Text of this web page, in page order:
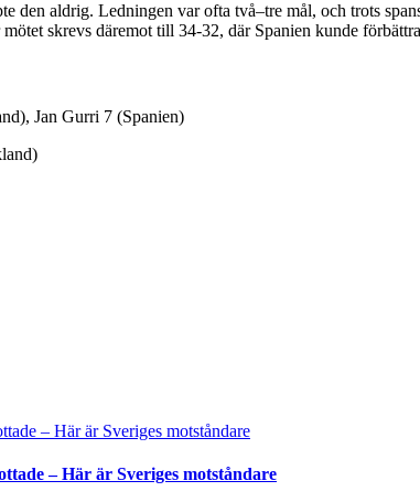
den aldrig. Ledningen var ofta två–tre mål, och trots
skrevs däremot till 34-32, där Spanien kunde
Jan Gurri 7 (Spanien)
– Här är Sveriges motståndare